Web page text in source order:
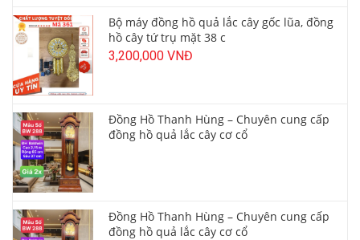
Bộ máy đồng hồ quả lắc cây gốc lũa, đồng
hồ cây tứ trụ mặt 38 c
3,200,000 VNĐ
Đồng Hồ Thanh Hùng – Chuyên cung cấp
đồng hồ quả lắc cây cơ cổ
Đồng Hồ Thanh Hùng – Chuyên cung cấp
đồng hồ quả lắc cây cơ cổ